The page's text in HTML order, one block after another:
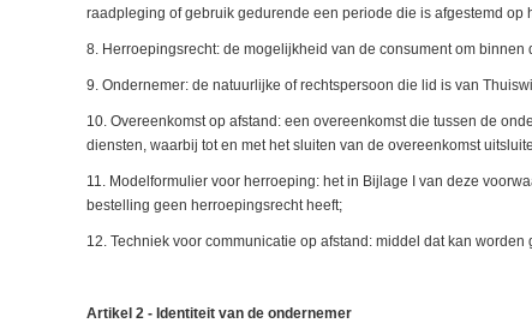
raadpleging of gebruik gedurende een periode die is afgestemd
8. Herroepingsrecht: de mogelijkheid van de consument om
9. Ondernemer: de natuurlijke of rechtspersoon die lid is van
10. Overeenkomst op afstand: een overeenkomst die tussen de
diensten, waarbij tot en met het sluiten van de overeenkomst
11. Modelformulier voor herroeping: het in Bijlage I van deze
bestelling geen herroepingsrecht heeft;
12. Techniek voor communicatie op afstand: middel dat kan
Artikel 2 - Identiteit van de ondernemer